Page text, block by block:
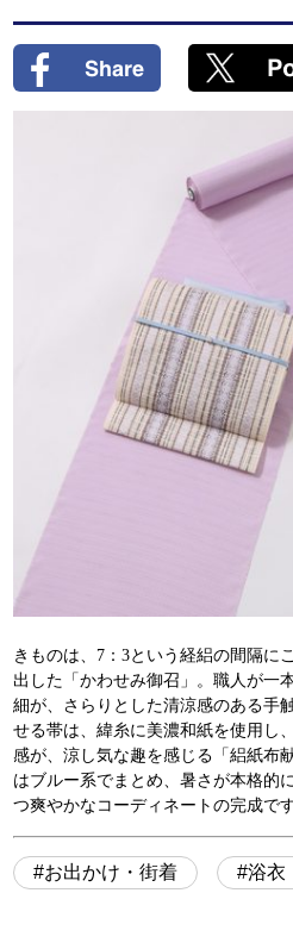
きものは、7：3という経絽の間隔に
出した「かわせみ御召」。職人が一
細が、さらりとした清涼感のある手
せる帯は、緯糸に美濃和紙を使用し
感が、涼し気な趣を感じる「絽紙布
はブルー系でまとめ、暑さが本格的
つ爽やかなコーディネートの完成です
お出かけ・街着 浴衣